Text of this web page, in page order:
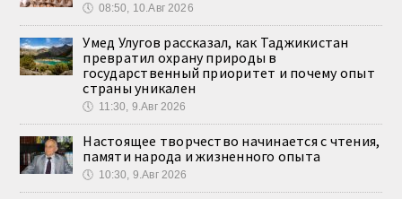
🕔 08:50, 10.Авг 2026
Умед Улугов рассказал, как Таджикистан
превратил охрану природы в
государственный приоритет и почему опыт
страны уникален
🕔 11:30, 9.Авг 2026
Настоящее творчество начинается с чтения,
памяти народа и жизненного опыта
🕔 10:30, 9.Авг 2026